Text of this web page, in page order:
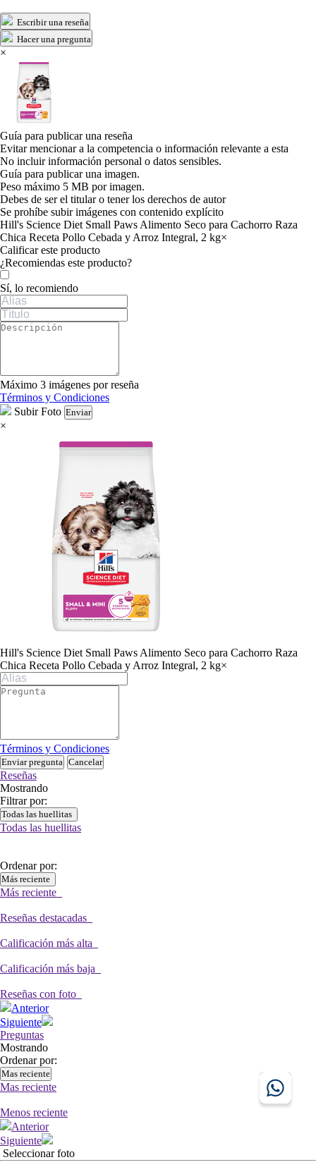
Escribir una reseña
Hacer una pregunta
×
Guía para publicar una reseña
Evitar mencionar a la competencia o información relevante a esta
No incluir información personal o datos sensibles.
Guía para publicar una imagen.
Peso máximo 5 MB por imagen.
Debes de ser el titular o tener los derechos de autor
Se prohíbe subir imágenes con contenido explícito
Hill's Science Diet Small Paws Alimento Seco para Cachorro Raza
Chica Receta Pollo Cebada y Arroz Integral, 2 kg×
Calificar este producto
Tu valoración
¿Recomiendas este producto?
Sí, lo recomiendo
Máximo 3 imágenes por reseña
Términos y Condiciones
Subir Foto Enviar
×
Hill's Science Diet Small Paws Alimento Seco para Cachorro Raza
Chica Receta Pollo Cebada y Arroz Integral, 2 kg×
Términos y Condiciones
Enviar pregunta Cancelar
Reseñas
Mostrando
Filtrar por:
Todas las huellitas
Todas las huellitas
Ordenar por:
Más reciente
Más reciente
Reseñas destacadas
Calificación más alta
Calificación más baja
Reseñas con foto
Anterior
Siguiente
Preguntas
Mostrando
Ordenar por:
Mas reciente
Mas reciente
Menos reciente
Anterior
Siguiente
Seleccionar foto